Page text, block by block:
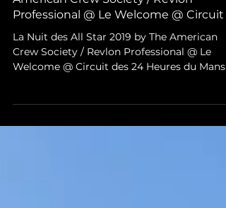
La Nuit des All Star 2019 by The
American Crew Society / Revlon
Professional @ Le Welcome @ Circuit
La Nuit des All Star 2019 by The American
Welcome @ Circuit des 24 Heures du Mans.